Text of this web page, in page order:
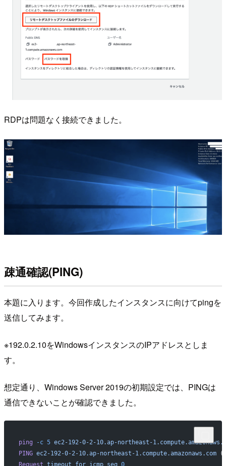
RDPは問題なく接続できました。
疎通確認(PING)
本題に入ります。今回作成したインスタンスに向けてpingを
送信してみます。
※192.0.2.10をWindowsインスタンスのIPアドレスとしま
す。
想定通り、Windows Server 2019の初期設定では、PINGは
通信できないことが確認できました。
ping -c 5 ec2-192-0-2-10.ap-northeast-
PING ec2-192-0-2-10.ap-northeast-1.compute.amazonaws.com
Request timeout for icmp_seq 0